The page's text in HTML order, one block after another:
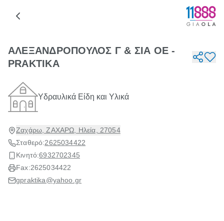
ΑΛΕΞΑΝΔΡΟΠΟΥΛΟΣ Γ & ΣΙΑ ΟΕ -
PRAKTIKA
Υδραυλικά Είδη και Υλικά
Ζαχάρω, ΖΑΧΑΡΩ, Ηλεία, 27054
Σταθερό:2625034422
Κινητό:6932702345
Fax:2625034422
gpraktika@yahoo.gr